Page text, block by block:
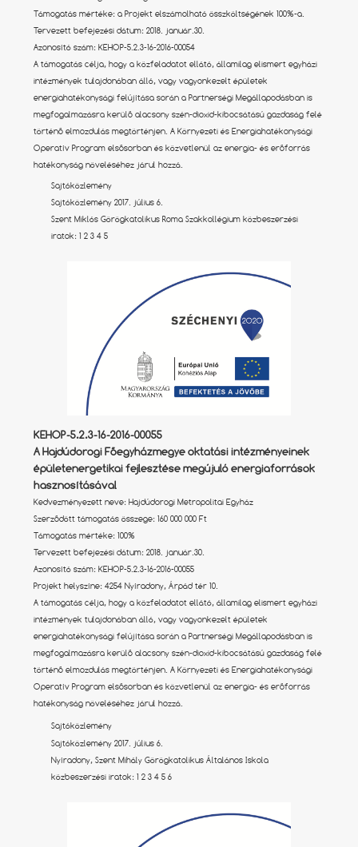
Támogatás mértéke: a Projekt elszámolható összköltségének 100%-a.
Tervezett befejezési dátum: 2018. január.30.
Azonosító szám: KEHOP-5.2.3-16-2016-00054
A támogatás célja, hogy a közfeladatot ellátó, államilag elismert egyházi
intézmények tulajdonában álló, vagy vagyonkezelt épületek
energiahatékonysági felújítása során a Partnerségi Megállapodásban is
megfogalmazásra kerülő alacsony szén-dioxid-kibocsátású gazdaság felé
történő elmozdulás megtörténjen. A Környezeti és Energiahatékonysági
Operatív Program elsősorban és közvetlenül az energia- és erőforrás
hatékonyság növeléséhez járul hozzá.
Sajtóközlemény
Sajtóközlemény 2017. július 6.
Szent Miklós Görögkatolikus Roma Szakkollégium közbeszerzési
iratok:1 2 3 4 5
KEHOP-5.2.3-16-2016-00055
A Hajdúdorogi Főegyházmegye oktatási intézményeinek
épületenergetikai fejlesztése megújuló energiaforrások
hasznosításával
Kedvezményezett neve: Hajdúdorogi Metropolitai Egyház
Szerződött támogatás összege: 160 000 000 Ft
Támogatás mértéke: 100%
Tervezett befejezési dátum: 2018. január.30.
Azonosító szám: KEHOP-5.2.3-16-2016-00055
Projekt helyszíne: 4254 Nyíradony, Árpád tér 10.
A támogatás célja, hogy a közfeladatot ellátó, államilag elismert egyházi
intézmények tulajdonában álló, vagy vagyonkezelt épületek
energiahatékonysági felújítása során a Partnerségi Megállapodásban is
megfogalmazásra kerülő alacsony szén-dioxid-kibocsátású gazdaság felé
történő elmozdulás megtörténjen. A Környezeti és Energiahatékonysági
Operatív Program elsősorban és közvetlenül az energia- és erőforrás
hatékonyság növeléséhez járul hozzá.
Sajtóközlemény
Sajtóközlemény 2017. július 6.
Nyíradony, Szent Mihály Görögkatolikus Általános Iskola
közbeszerzési iratok:1 2 3 4 5 6